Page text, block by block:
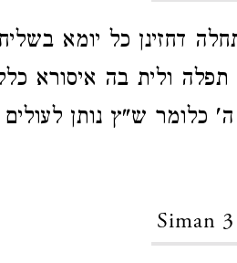
דחזינן כל יומא
ולית בה איסורא
כלומר ש"ץ נותן
Siman 3